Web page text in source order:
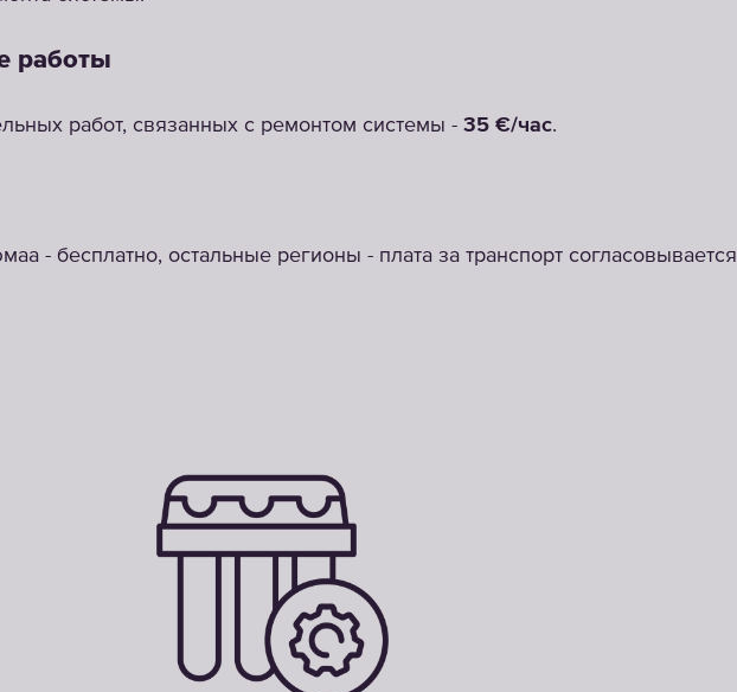
работы
работ, связанных с ремонтом системы - 35 €/час.
- бесплатно, остальные регионы - плата за транспорт согласовывается